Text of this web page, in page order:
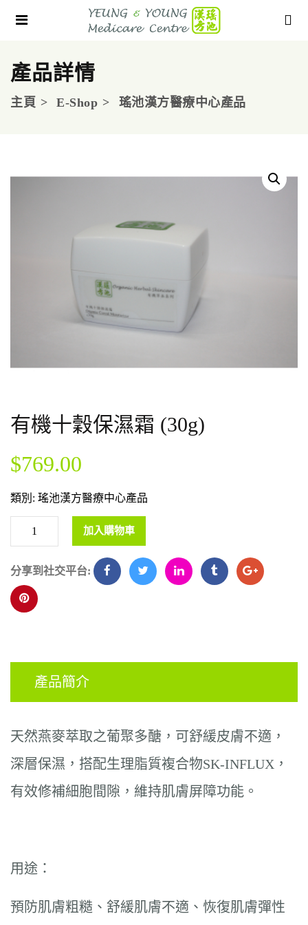
產品詳情
主頁 E-Shop 瑤池漢方醫療中心產品
有機十穀保濕霜 (30g)
$769.00
類別: 瑤池漢方醫療中心產品
加入購物車
分享到社交平台:
產品簡介
天然燕麥萃取之葡聚多醣，可舒緩皮膚不適，
深層保濕，搭配生理脂質複合物SK-INFLUX ，
有效修補細胞間隙，維持肌膚屏障功能 。
用途：
預防肌膚粗糙、舒緩肌膚不適、恢復肌膚彈性